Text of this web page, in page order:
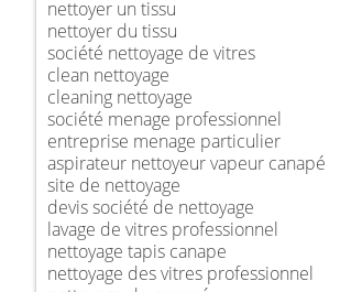
nettoyer un tissu
nettoyer du tissu
société nettoyage de vitres
clean nettoyage
cleaning nettoyage
société menage professionnel
entreprise menage particulier
aspirateur nettoyeur vapeur canapé
site de nettoyage
devis société de nettoyage
lavage de vitres professionnel
nettoyage tapis canape
nettoyage des vitres professionnel